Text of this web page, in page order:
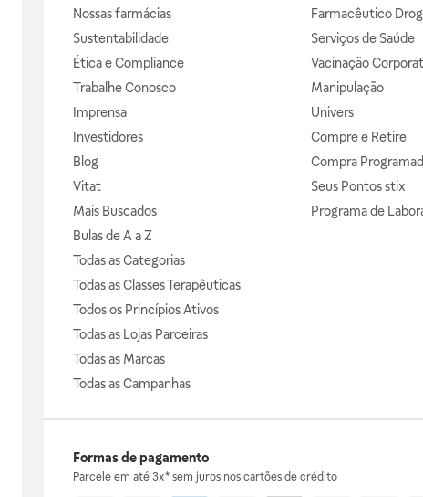
Nossas farmácias
Sustentabilidade
Ética e Compliance
Trabalhe Conosco
Imprensa
Investidores
Blog
Vitat
Mais Buscados
Bulas de A a Z
Todas as Categorias
Todas as Classes Terapêuticas
Todos os Princípios Ativos
Todas as Lojas Parceiras
Todas as Marcas
Todas as Campanhas
Farmacêutico
Serviços de Saúde
Vacinação
Manipulação
Univers
Compre e Retire
Compra
Seus Pontos stix
Programa de
Formas de pagamento
Parcele em até 3x* sem juros nos cartões de crédito